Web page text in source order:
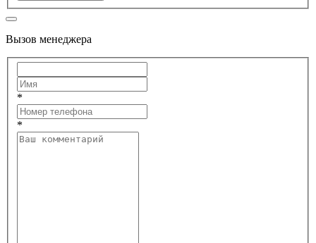
Вызов менеджера
*
*